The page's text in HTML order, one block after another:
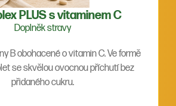
PLUS s vitaminem C
Doplněk stravy
B obohacené o vitamin C. Ve formě
se skvělou ovocnou příchutí bez
přidaného cukru.